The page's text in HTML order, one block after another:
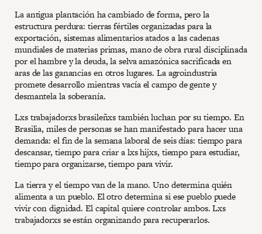
La antigua plantación ha cambiado de forma, pero la
estructura perdura: tierras fértiles organizadas para la
exportación, sistemas alimentarios atados a las cadenas
mundiales de materias primas, mano de obra rural disciplinada
por el hambre y la deuda, la selva amazónica sacrificada en
aras de las ganancias en otros lugares. La agroindustria
promete desarrollo mientras vacía el campo de gente y
desmantela la soberanía.
Lxs trabajadorxs brasileñxs también luchan por su tiempo. En
Brasilia, miles de personas se han manifestado para hacer una
demanda: el fin de la semana laboral de seis días: tiempo para
descansar, tiempo para criar a lxs hijxs, tiempo para estudiar,
tiempo para organizarse, tiempo para vivir.
La tierra y el tiempo van de la mano. Uno determina quién
alimenta a un pueblo. El otro determina si ese pueblo puede
vivir con dignidad. El capital quiere controlar ambos. Lxs
trabajadorxs se están organizando para recuperarlos.